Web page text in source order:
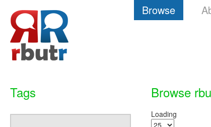
Browse
Browse
Loading
Tags